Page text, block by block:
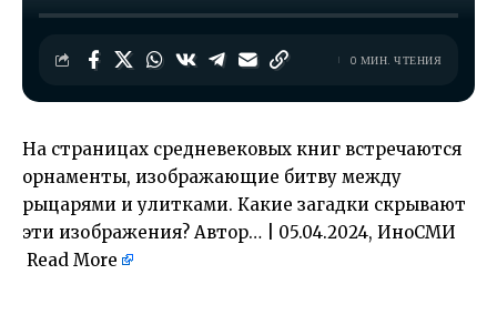
0 МИН. ЧТЕНИЯ
На страницах средневековых книг встречаются
орнаменты, изображающие битву между
рыцарями и улитками. Какие загадки скрывают
эти изображения? Автор… | 05.04.2024, ИноСМИ
Read More